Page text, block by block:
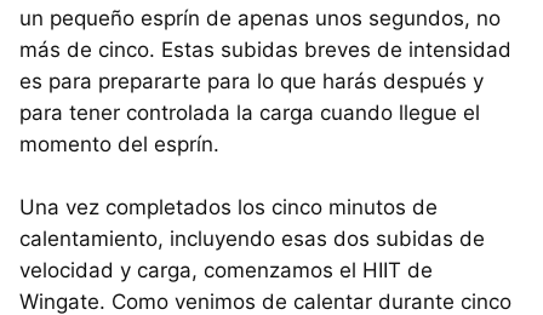
un pequeño esprín de apenas unos segundos, no
más de cinco. Estas subidas breves de intensidad
es para prepararte para lo que harás después y
para tener controlada la carga cuando llegue el
momento del esprín.
Una vez completados los cinco minutos de
calentamiento, incluyendo esas dos subidas de
velocidad y carga, comenzamos el HIIT de
Wingate. Como venimos de calentar durante cinco